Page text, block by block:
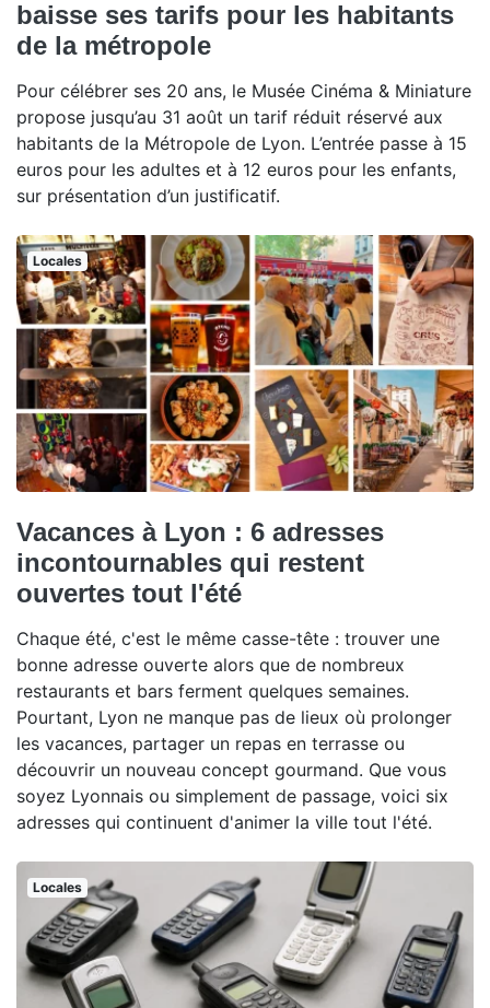
baisse ses tarifs pour les habitants
de la métropole
Pour célébrer ses 20 ans, le Musée Cinéma & Miniature
propose jusqu’au 31 août un tarif réduit réservé aux
habitants de la Métropole de Lyon. L’entrée passe à 15
euros pour les adultes et à 12 euros pour les enfants,
sur présentation d’un justificatif.
Locales
Vacances à Lyon : 6 adresses
incontournables qui restent
ouvertes tout l'été
Chaque été, c'est le même casse-tête : trouver une
bonne adresse ouverte alors que de nombreux
restaurants et bars ferment quelques semaines.
Pourtant, Lyon ne manque pas de lieux où prolonger
les vacances, partager un repas en terrasse ou
découvrir un nouveau concept gourmand. Que vous
soyez Lyonnais ou simplement de passage, voici six
adresses qui continuent d'animer la ville tout l'été.
Locales